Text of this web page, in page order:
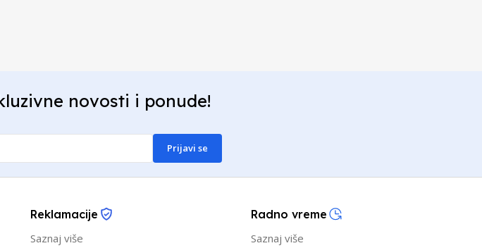
novosti i ponude!
Prijavi se
Reklamacije
Saznaj više
Radno vreme
Saznaj više